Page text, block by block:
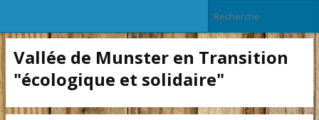
Vallée de Munster en Transition
"écologique et solidaire"